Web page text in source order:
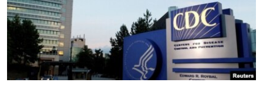
"Tìm"NGƯỜI VIỆT HẢI NGOẠI
ĐỜI SỐNG
KINH TẾ
KHOA HỌC
TẠI
HÀNH TRÌNH BẦU CỬ 2024
MỘT NĂM CHIẾN TRANH TẠI DẢI GAZA
GIẢI MÃ VÀNH ĐAI & CON ĐƯỜNG
VIDEO
NGHE
MẠNG XÃ HỘI